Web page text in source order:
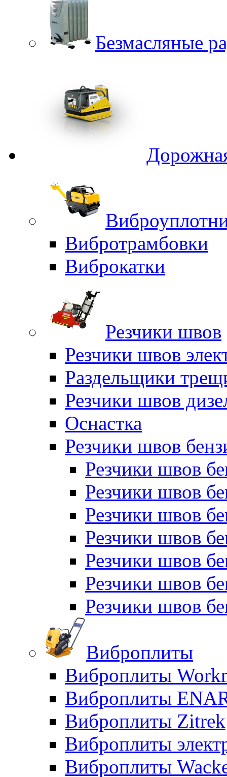
Безмасляные
Вибротрамбовки
Виброкатки
Резчики швов
Резчики швов
Раздельщики
Резчики швов
Оснастка
Резчики швов
Резчики швов
Резчики швов
Резчики швов
Резчики швов
Резчики швов
Резчики швов
Резчики швов
Виброплиты
Виброплиты
Виброплиты
Виброплиты Zitrek
Виброплиты
Виброплиты